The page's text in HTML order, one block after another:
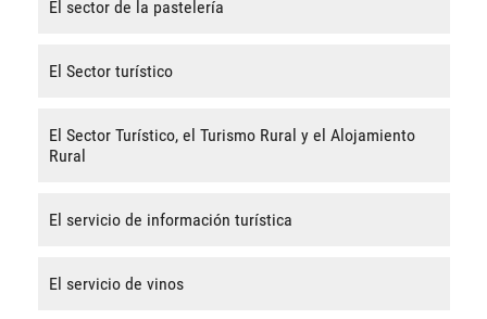
El sector de la pastelería
El Sector turístico
El Sector Turístico, el Turismo Rural y el Alojamiento
Rural
El servicio de información turística
El servicio de vinos